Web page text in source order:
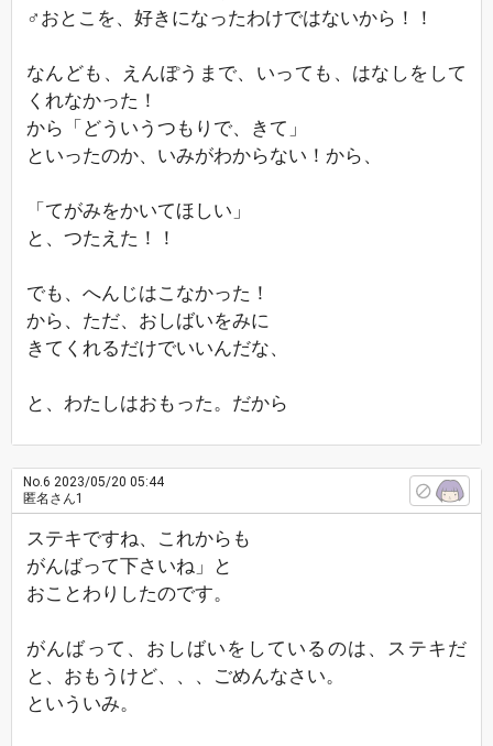
♂おとこを、好きになったわけではないから！！
なんども、えんぽうまで、いっても、はなしをして
くれなかった！
から「どういうつもりで、きて」
といったのか、いみがわからない！から、
「てがみをかいてほしい」
と、つたえた！！
でも、へんじはこなかった！
から、ただ、おしばいをみに
きてくれるだけでいいんだな、
と、わたしはおもった。だから
No.6 2023/05/20 05:44
匿名さん1
ステキですね、これからも
がんばって下さいね」と
おことわりしたのです。
がんばって、おしばいをしているのは、ステキだ
と、おもうけど、、、ごめんなさい。
といういみ。